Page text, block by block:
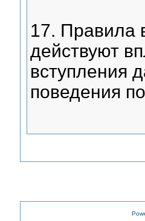
17. Правила
действуют
вступления
поведения